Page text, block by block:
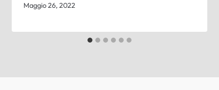
Maggio 26, 2022